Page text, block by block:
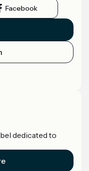
Facebook
dedicated to